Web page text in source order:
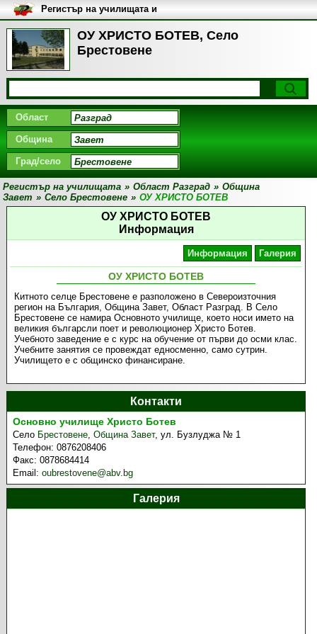
ОУ ХРИСТО БОТЕВ, Село
Брестовене
Регистър на училищата и
университетите в България
Област
Община
Град/село
Регистър на училищата » Област Разград » Община
Завет » Село Брестовене » ОУ ХРИСТО БОТЕВ
ОУ ХРИСТО БОТЕВ
Информация
Информация Галерия
ОУ ХРИСТО БОТЕВ
Китното селце Брестовене е разположено в Североизточния
регион на България, Община Завет, Област Разград. В Село
Брестовене се намира Основното училище, което носи името на
великия българсли поет и революционер Христо Ботев.
Учебното заведение е с курс на обучение от първи до осми клас.
Учебните занятия се провеждат едносменно, само сутрин.
Училището е с общинско финансиране.
Контакти
Основно училище Христо Ботев
Село Брестовене,Община Завет,ул. Бузлуджа № 1
Телефон:0876208406
Факс:0878684414
Email:oubrestovene@abv.bg
Галерия